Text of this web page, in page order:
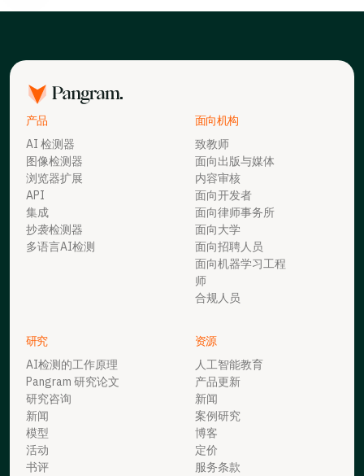
产品
AI 检测器
图像检测器
浏览器扩展
API
集成
抄袭检测器
多语言AI检测
面向机构
致教师
面向出版与媒体
内容审核
面向开发者
面向律师事务所
面向大学
面向招聘人员
面向机器学习工程
师
合规人员
研究
AI检测的工作原理
Pangram 研究论文
研究咨询
新闻
模型
活动
书评
资源
人工智能教育
产品更新
新闻
案例研究
博客
定价
服务条款